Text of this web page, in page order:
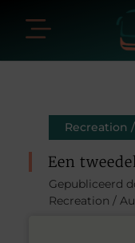
Recreation
Een
Gepubliceerd
Recreation /